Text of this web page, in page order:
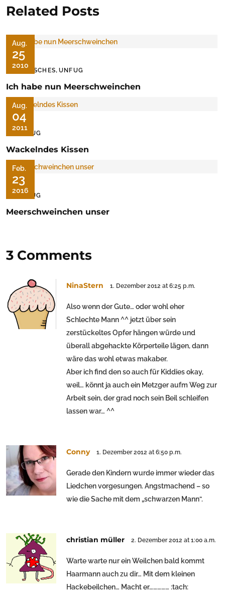
Related Posts
Aug.
25
2010
TIERISCHES, UNFUG
Ich habe nun Meerschweinchen
Aug.
04
2011
UNFUG
Wackelndes Kissen
Feb.
23
2016
UNFUG
Meerschweinchen unser
3 Comments
NinaStern 1. Dezember 2012 at 6:25 p.m.
Also wenn der Gute… oder wohl eher
Schlechte Mann ^^ jetzt über sein
zerstückeltes Opfer hängen würde und
überall abgehackte Körperteile lägen, dann
wäre das wohl etwas makaber.
Aber ich find den so auch für Kiddies okay,
weil… könnt ja auch ein Metzger aufm Weg zur
Arbeit sein, der grad noch sein Beil schleifen
lassen war… ^^
Conny 1. Dezember 2012 at 6:50 p.m.
Gerade den Kindern wurde immer wieder das
Liedchen vorgesungen. Angstmachend – so
wie die Sache mit dem „schwarzen Mann“.
christian müller 2. Dezember 2012 at 1:00 a.m.
Warte warte nur ein Weilchen bald kommt
Haarmann auch zu dir… Mit dem kleinen
Hackebeilchen… Macht er…………… :tach: